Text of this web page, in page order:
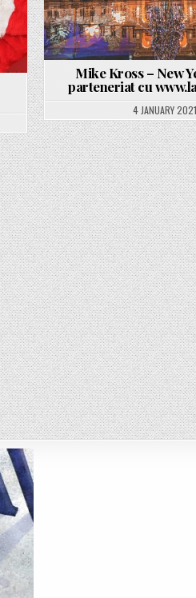
Mike Kross – New
parteneriat cu
4 JANUARY 2021